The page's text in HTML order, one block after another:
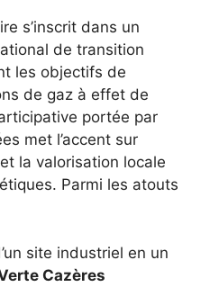
s’inscrit dans un
de transition
les objectifs de
de gaz à effet de
portée par
met l’accent sur
la valorisation locale
Parmi les atouts
site industriel en un
Cazères